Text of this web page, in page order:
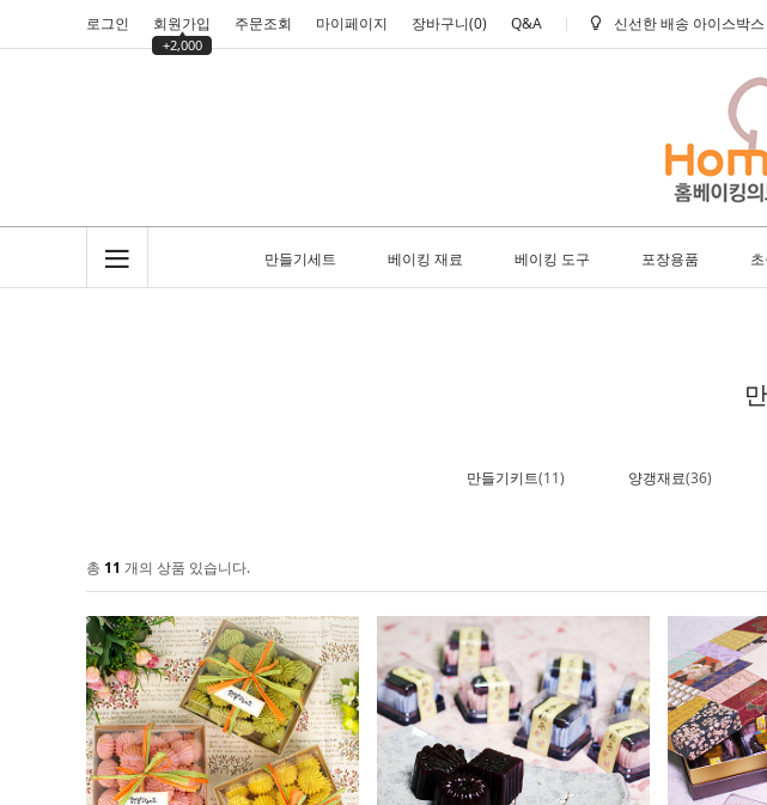
로그인 회원가입
+2,000
주문조회 마이페이지 장바구니(0) Q&A
신선한 배송 아이스박
학교 ㆍ 공공기관 후불
배송 안내 (토요일에도
사은품 안내
만들기세트 베이킹 재료 베이킹 도구 포장용품
만들기키트(11) 양갱재료(36)
총 11 개의 상품 있습니다.